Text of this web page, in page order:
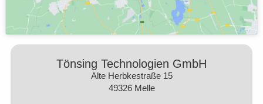
Tönsing Technologien GmbH
Alte Herbkestraße 15
49326 Melle